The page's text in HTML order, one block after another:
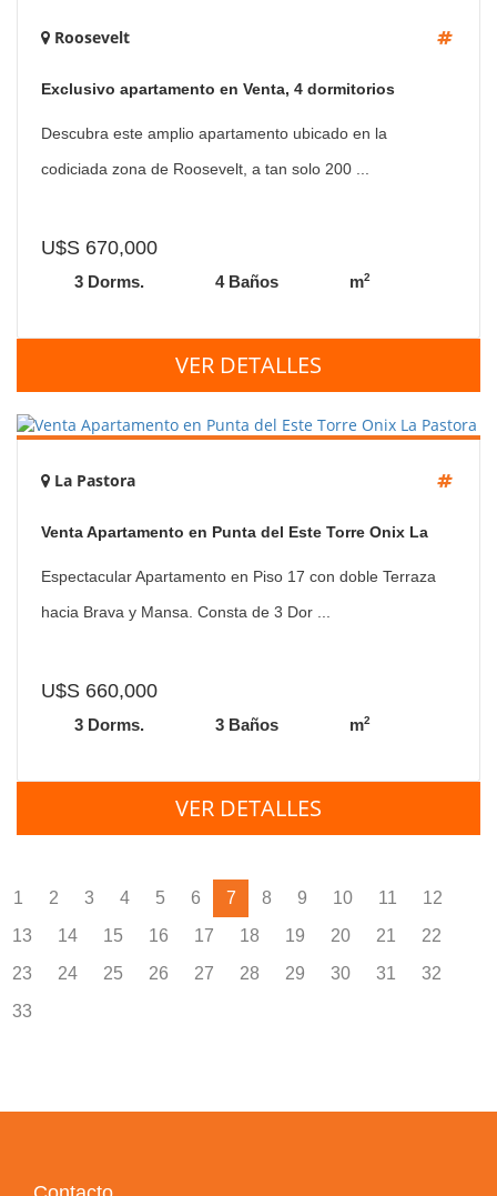
Roosevelt
Exclusivo apartamento en Venta, 4 dormitorios
Descubra este amplio apartamento ubicado en la
codiciada zona de Roosevelt, a tan solo 200 ...
U$S 670,000
3 Dorms. 4 Baños m2
VER DETALLES
La Pastora
Venta Apartamento en Punta del Este Torre Onix La
Pastora
Espectacular Apartamento en Piso 17 con doble Terraza
hacia Brava y Mansa. Consta de 3 Dor ...
U$S 660,000
3 Dorms. 3 Baños m2
VER DETALLES
1 2 3 4 5 6 7 8 9 10 11
12
13
14 15 16 17 18 19 20 21
22
23
24 25 26 27 28 29 30 31
32
33